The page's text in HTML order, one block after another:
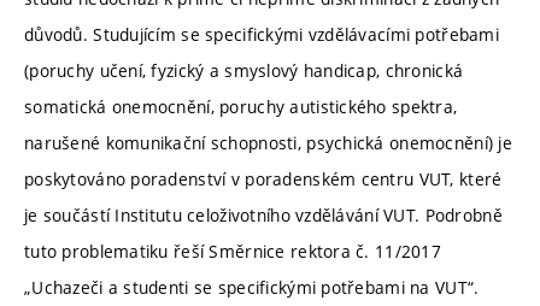
důvodů. Studujícím se specifickými vzdělávacími potřebami
(poruchy učení, fyzický a smyslový handicap, chronická
somatická onemocnění, poruchy autistického spektra,
narušené komunikační schopnosti, psychická onemocnění) je
poskytováno poradenství v poradenském centru VUT, které
je součástí Institutu celoživotního vzdělávání VUT. Podrobně
tuto problematiku řeší Směrnice rektora č. 11/2017
„Uchazeči a studenti se specifickými potřebami na VUT“.